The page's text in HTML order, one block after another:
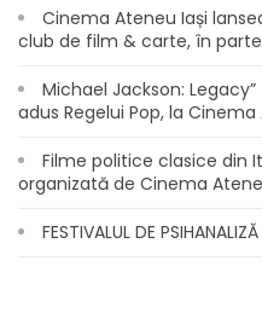
Cinema Ateneu Iași
club de film & carte, în
Michael Jackson:
adus Regelui Pop, la Cinema
Filme politice clasice din
organizată de Cinema
FESTIVALUL DE